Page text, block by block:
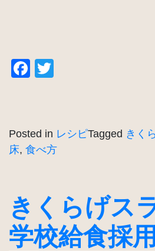
Facebook
Posted in レシピTagged きく
床, 食べ方
きくらげス
学校給食採用